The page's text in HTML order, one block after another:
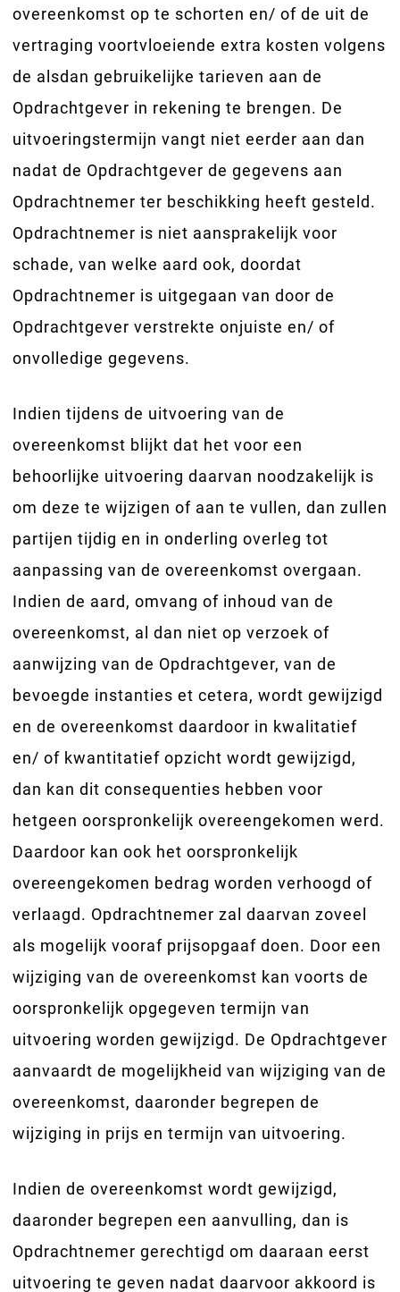
overeenkomst op te schorten en/ of de uit de
vertraging voortvloeiende extra kosten volgens
de alsdan gebruikelijke tarieven aan de
Opdrachtgever in rekening te brengen. De
uitvoeringstermijn vangt niet eerder aan dan
nadat de Opdrachtgever de gegevens aan
Opdrachtnemer ter beschikking heeft gesteld.
Opdrachtnemer is niet aansprakelijk voor
schade, van welke aard ook, doordat
Opdrachtnemer is uitgegaan van door de
Opdrachtgever verstrekte onjuiste en/ of
onvolledige gegevens.
Indien tijdens de uitvoering van de
overeenkomst blijkt dat het voor een
behoorlijke uitvoering daarvan noodzakelijk is
om deze te wijzigen of aan te vullen, dan zullen
partijen tijdig en in onderling overleg tot
aanpassing van de overeenkomst overgaan.
Indien de aard, omvang of inhoud van de
overeenkomst, al dan niet op verzoek of
aanwijzing van de Opdrachtgever, van de
bevoegde instanties et cetera, wordt gewijzigd
en de overeenkomst daardoor in kwalitatief
en/ of kwantitatief opzicht wordt gewijzigd,
dan kan dit consequenties hebben voor
hetgeen oorspronkelijk overeengekomen werd.
Daardoor kan ook het oorspronkelijk
overeengekomen bedrag worden verhoogd of
verlaagd. Opdrachtnemer zal daarvan zoveel
als mogelijk vooraf prijsopgaaf doen. Door een
wijziging van de overeenkomst kan voorts de
oorspronkelijk opgegeven termijn van
uitvoering worden gewijzigd. De Opdrachtgever
aanvaardt de mogelijkheid van wijziging van de
overeenkomst, daaronder begrepen de
wijziging in prijs en termijn van uitvoering.
Indien de overeenkomst wordt gewijzigd,
daaronder begrepen een aanvulling, dan is
Opdrachtnemer gerechtigd om daaraan eerst
uitvoering te geven nadat daarvoor akkoord is